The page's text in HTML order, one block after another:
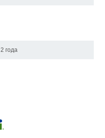
2 года